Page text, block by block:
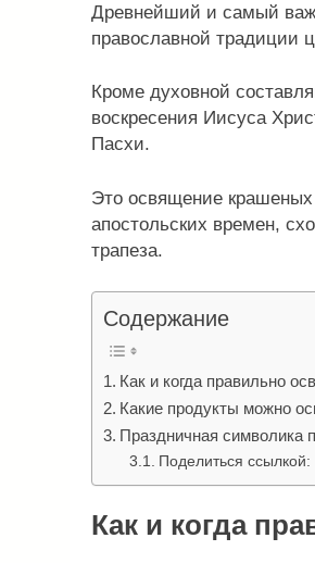
Древнейший и самый
православной традиции
Кроме духовной
воскресения Иисуса
Пасхи.
Это освящение крашеных
апостольских времен,
трапеза.
Содержание
Как и когда правильно
Какие продукты можно
Праздничная символика
Поделиться ссылкой:
Как и когда